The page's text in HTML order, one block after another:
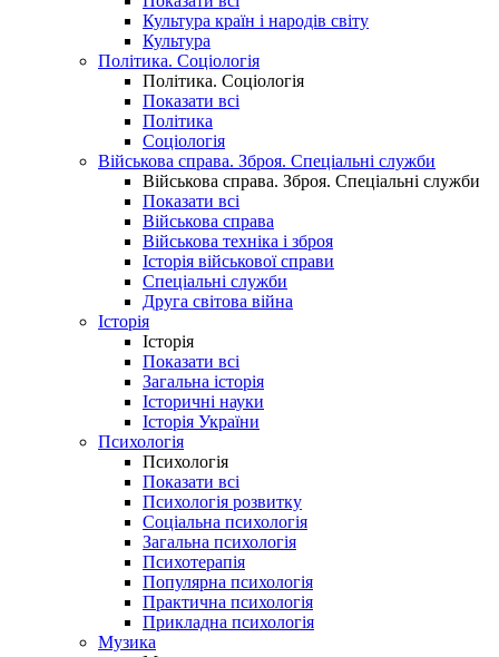
Культура країн і народів світу
Культура
Політика. Соціологія
Політика. Соціологія
Показати всі
Політика
Соціологія
Військова справа. Зброя. Спеціальні служби
Військова справа. Зброя. Спеціальні служби
Показати всі
Військова справа
Військова техніка і зброя
Історія військової справи
Спеціальні служби
Друга світова війна
Історія
Історія
Показати всі
Загальна історія
Історичні науки
Історія України
Психологія
Психологія
Показати всі
Психологія розвитку
Соціальна психологія
Загальна психологія
Психотерапія
Популярна психологія
Практична психологія
Прикладна психологія
Музика